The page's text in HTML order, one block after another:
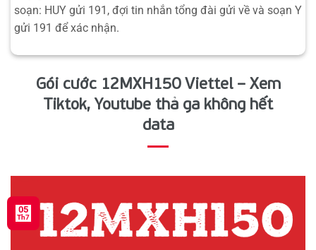
soạn: HUY gửi 191, đợi tin nhắn tổng đài gửi về và soạn Y
gửi 191 để xác nhận.
Gói cước 12MXH150 Viettel – Xem
Tiktok, Youtube thả ga không hết
data
05
Th7